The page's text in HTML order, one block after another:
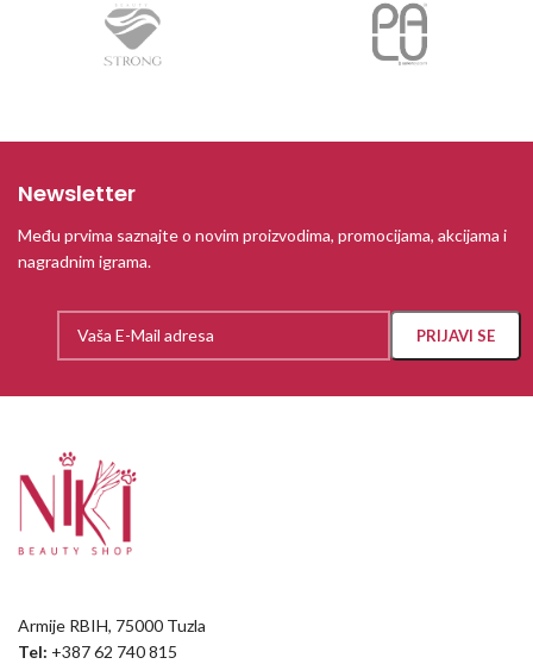
Newsletter
Među prvima saznajte o novim proizvodima, promocijama, akcijama i
nagradnim igrama.
Armije RBIH, 75000 Tuzla
Tel: +387 62 740 815